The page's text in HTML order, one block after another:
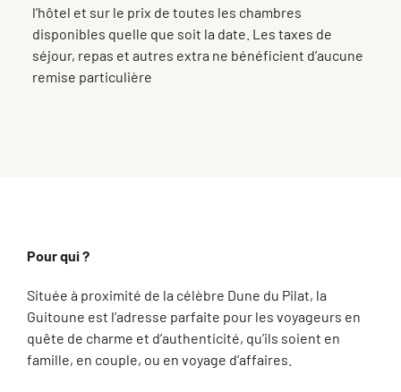
l’hôtel et sur le prix de toutes les chambres
disponibles quelle que soit la date. Les taxes de
séjour, repas et autres extra ne bénéficient d’aucune
remise particulière
Pour qui ?
Située à proximité de la célèbre Dune du Pilat, la
Guitoune est l’adresse parfaite pour les voyageurs en
quête de charme et d’authenticité, qu’ils soient en
famille, en couple, ou en voyage d’affaires.